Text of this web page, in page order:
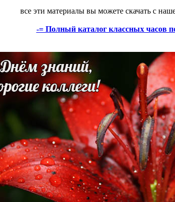
все эти материалы вы можете скачать с
-= Полный каталог классных часов